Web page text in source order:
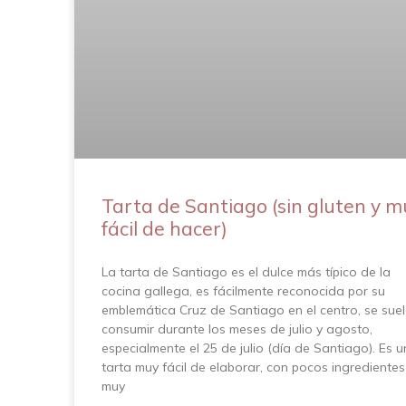
Tarta de Santiago (sin gluten y
fácil de hacer)
La tarta de Santiago es el dulce más típico de la
cocina gallega, es fácilmente reconocida por su
emblemática Cruz de Santiago en el centro, se
consumir durante los meses de julio y agosto,
especialmente el 25 de julio (día de Santiago). Es
tarta muy fácil de elaborar, con pocos
muy